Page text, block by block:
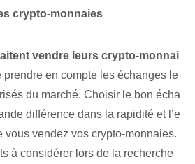
crypto-monnaies
vendre leurs crypto-monnai
prendre en compte les échanges le
du marché. Choisir le bon écha
différence dans la rapidité et l’e
vous vendez vos crypto-monnaies.
à considérer lors de la recherche